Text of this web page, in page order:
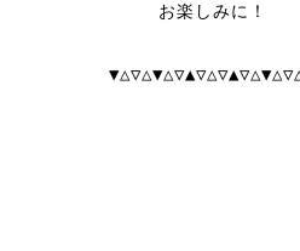
お楽しみに！